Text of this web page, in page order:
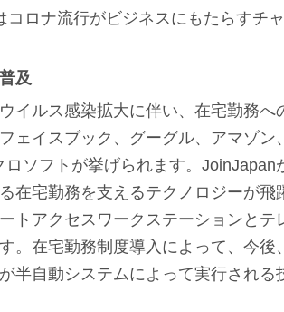
コロナ流行がビジネスにもたらすチ
及
イルス感染拡大に伴い、在宅勤務へ
ェイスブック、グーグル、アマゾン
ロソフトが挙げられます。JoinJapan
在宅勤務を支えるテクノロジーが飛
トアクセスワークステーションとテ
。在宅勤務制度導入によって、今後
半自動システムによって実行される